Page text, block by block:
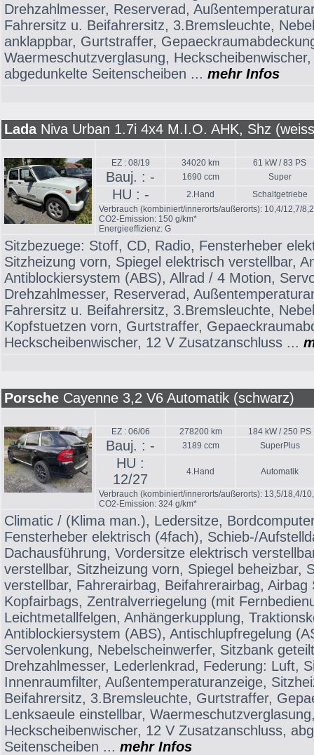
Drehzahlmesser, Reserverad,
Fahrersitz u. Beifahrersitz, 3.Bremsleuchte,
anklappbar, Gurtstraffer,
Waermeschutzverglasung,
abgedunkelte Seitenscheiben ... mehr Infos
LadaNiva Urban 1.7i 4x4 M.I.O. AHK, Shz
EZ : 08/19 34020 km 61 kW / 83 PS
Bauj. : - 1690 ccm Super
HU : - 2.Hand
Schaltgetriebe
Verbrauch (kombiniert/innerorts/außerorts): 10,4/12,7/
CO2-Emission: 150 g/km*
Energieeffizienz: G
Sitzbezuege: Stoff, CD, Radio, Fensterheber
Sitzheizung vorn, Spiegel elektrisch verstellbar,
Antiblockiersystem (ABS), Allrad / 4 Motion,
Drehzahlmesser, Reserverad,
Fahrersitz u. Beifahrersitz, 3.Bremsleuchte,
Kopfstuetzen vorn, Gurtstraffer,
Heckscheibenwischer, 12 V Zusatzanschluss ...
Porsche Cayenne 3,2 V6 Automatik (schwarz)
EZ : 06/06 278200 km 184 kW / 250 PS
Bauj. : - 3189 ccm SuperPlus
HU :
12/27
4.Hand Automatik
Verbrauch (kombiniert/innerorts/außerorts): 13,5/18,4/
CO2-Emission: 324 g/km*
Climatic / (Klima man.), Ledersitze,
Fensterheber elektrisch (4fach), Schieb-/
Dachausführung, Vordersitze elektrisch
verstellbar, Sitzheizung vorn, Spiegel beheizbar,
verstellbar, Fahrerairbag, Beifahrerairbag, Airbag
Kopfairbags, Zentralverriegelung (mit
Leichtmetallfelgen, Anhängerkupplung,
Antiblockiersystem (ABS), Antischlupfregelung
Servolenkung, Nebelscheinwerfer, Sitzbank
Drehzahlmesser, Lederlenkrad, Federung: Luft,
Innenraumfilter, Außentemperaturanzeige,
Beifahrersitz, 3.Bremsleuchte, Gurtstraffer,
Lenksaeule einstellbar,
Heckscheibenwischer, 12 V Zusatzanschluss,
Seitenscheiben ... mehr Infos